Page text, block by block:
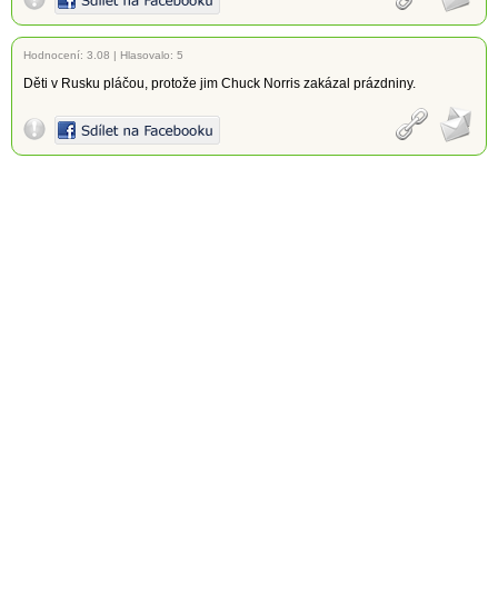
Hodnocení: 3.08 | Hlasovalo: 5
Děti v Rusku pláčou, protože jim Chuck Norris zakázal prázdniny.